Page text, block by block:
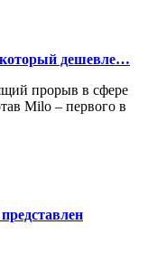
который дешевле…
прорыв в сфере
Milo – первого в